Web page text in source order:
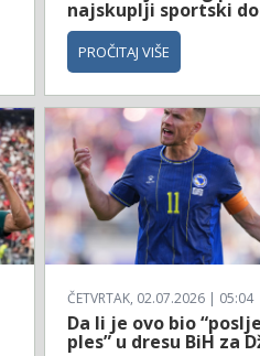
najskuplji sportski
PROČITAJ VIŠE
ČETVRTAK, 02.07.2026 | 05:04
Da li je ovo bio
ples” u dresu BiH za